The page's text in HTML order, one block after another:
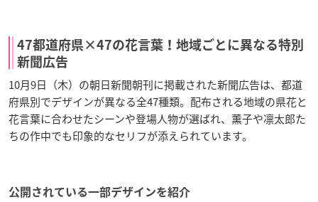
47都道府県×47の花言葉！地域ごとに異なる特別
新聞広告
10月9日（木）の朝日新聞朝刊に掲載された新聞広告は、都道
府県別でデザインが異なる全47種類。配布される地域の県花と
花言葉に合わせたシーンや登場人物が選ばれ、薫子や凛太郎た
ちの作中でも印象的なセリフが添えられています。
公開されている一部デザインを紹介